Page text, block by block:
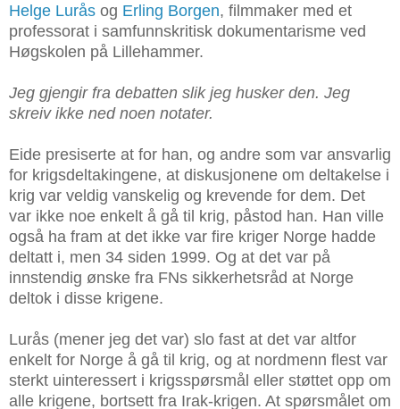
Helge Lurås og Erling Borgen, filmmaker med et
professorat i samfunnskritisk dokumentarisme ved
Høgskolen på Lillehammer.
Jeg gjengir fra debatten slik jeg husker den. Jeg
skreiv ikke ned noen notater.
Eide presiserte at for han, og andre som var ansvarlig
for krigsdeltakingene, at diskusjonene om deltakelse i
krig var veldig vanskelig og krevende for dem. Det
var ikke noe enkelt å gå til krig, påstod han. Han ville
også ha fram at det ikke var fire kriger Norge hadde
deltatt i, men 34 siden 1999. Og at det var på
innstendig ønske fra FNs sikkerhetsråd at Norge
deltok i disse krigene.
Lurås (mener jeg det var) slo fast at det var altfor
enkelt for Norge å gå til krig, og at nordmenn flest var
sterkt uinteressert i krigsspørsmål eller støttet opp om
alle krigene, bortsett fra Irak-krigen. At spørsmålet om